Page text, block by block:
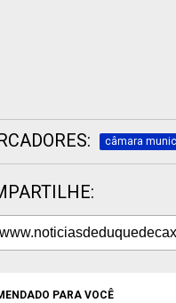
câmara
PARA VOCÊ